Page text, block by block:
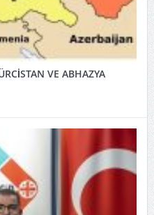
VE ABHAZYA